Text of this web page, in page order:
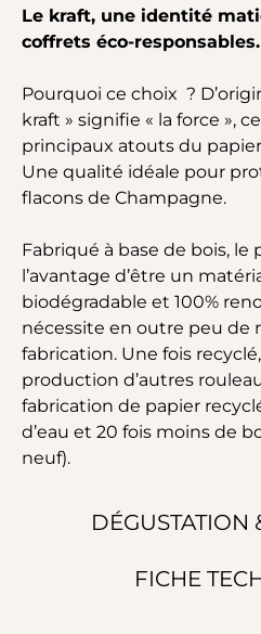
DÉGUSTATION
FICHE
Le kraft, une identité
coffrets éco-responsables.
Pourquoi ce choix ?
kraft » signifie « la force »,
principaux atouts du
Une qualité idéale pour
flacons de Champagne.
Fabriqué à base de bois,
l’avantage d’être un
biodégradable et 100%
nécessite en outre peu de
fabrication. Une fois
production d’autres
fabrication de papier
d’eau et 20 fois moins de
neuf).